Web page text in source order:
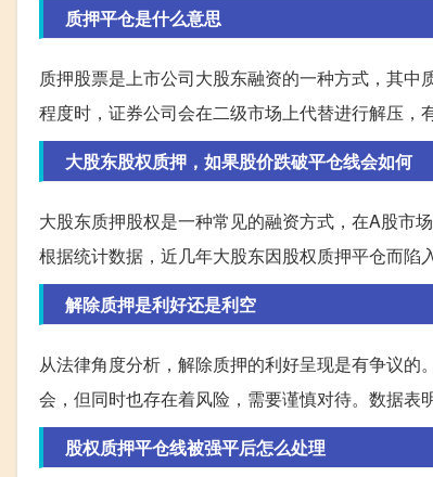
质押平仓是什么意思
质押股票是上市公司大股东融资的一种方式，其
程度时，证券公司会在二级市场上代替进行解压，
大股东股权质押，如果股价跌破平仓线会如何
大股东质押股权是一种常见的融资方式，在A股市
根据统计数据，近几年大股东因股权质押平仓而陷
解除质押是利好还是利空
从法律角度分析，解除质押的利好呈现是有争议
会，但同时也存在着风险，需要谨慎对待。数据表
股权质押平仓线被强平后怎么处理